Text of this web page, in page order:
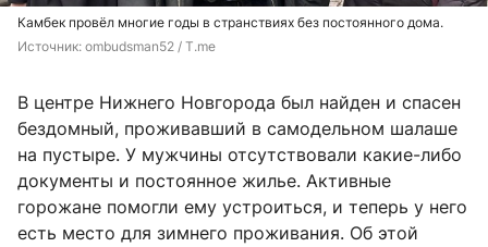
Камбек провёл многие годы в странствиях без постоянного дома.
Источник: ombudsman52 / T.me
В центре Нижнего Новгорода был найден и спасен
бездомный, проживавший в самодельном шалаше
на пустыре. У мужчины отсутствовали какие-либо
документы и постоянное жилье. Активные
горожане помогли ему устроиться, и теперь у него
есть место для зимнего проживания. Об этой